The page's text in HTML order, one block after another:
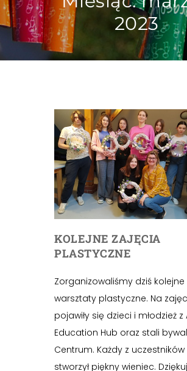
2023
KOLEJNE ZAJĘCIA
PLASTYCZNE
Zorganizowaliśmy dziś kolejne
warsztaty plastyczne. Na
pojawiły się dzieci i młodzież z
Education Hub oraz stali
Centrum. Każdy z uczestników
stworzył piękny wieniec.